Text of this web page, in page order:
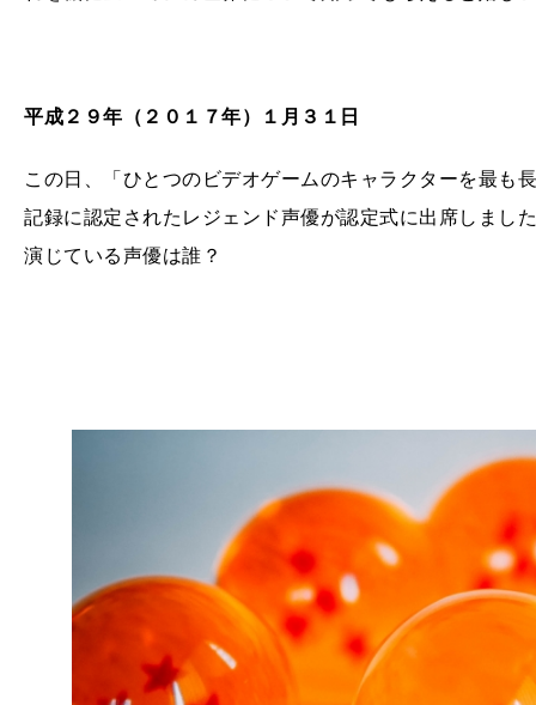
平成２９年（２０１７年）１月３１日
この日、「ひとつのビデオゲームのキャラクターを最も
記録に認定されたレジェンド声優が認定式に出席しまし
演じている声優は誰？